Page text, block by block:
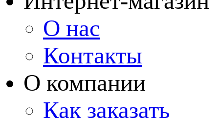
О нас
Контакты
О компании
Как заказать